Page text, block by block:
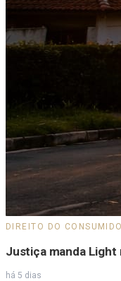
DIREITO DO
Justiça manda Light
há 5 dias